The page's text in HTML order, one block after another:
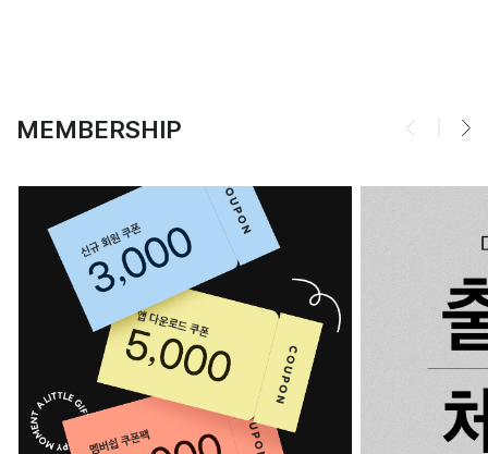
MEMBERSHIP